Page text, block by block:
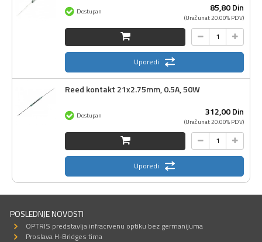
85,80Din
(Uračunat 20.00% PDV)
Dostupan
Uporedi
Reed kontakt 21x2.75mm, 0.5A, 50W
312,00Din
(Uračunat 20.00% PDV)
Dostupan
Uporedi
POSLEDNJE NOVOSTI
OPTRIS predstavlja infracrvenu optiku bez germanijuma
Proslava H-Bridges tima